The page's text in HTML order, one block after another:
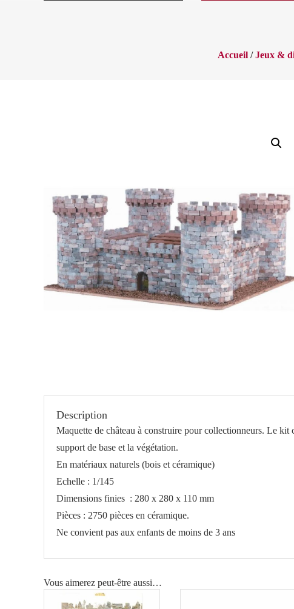
Accueil /Jeux &
Description
Maquette de château à construire pour collectionneurs. Le kit
support de base et la végétation.
En matériaux naturels (bois et céramique)
Echelle : 1/145
Dimensions finies : 280 x 280 x 110 mm
Pièces : 2750 pièces en céramique.
Ne convient pas aux enfants de moins de 3 ans
Vous aimerez peut-être aussi…